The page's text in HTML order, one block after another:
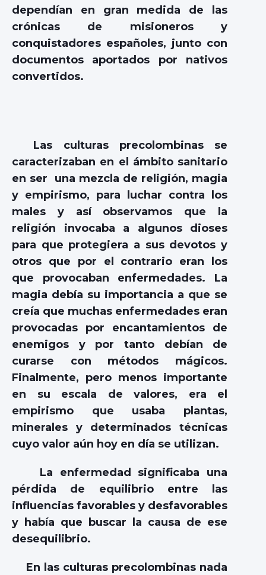
dependían en gran medida de las
crónicas de misioneros y
conquistadores españoles, junto con
documentos aportados por nativos
convertidos.
Las culturas precolombinas se
caracterizaban en el ámbito sanitario
en ser una mezcla de religión, magia
y empirismo, para luchar contra los
males y así observamos que la
religión invocaba a algunos dioses
para que protegiera a sus devotos y
otros que por el contrario eran los
que provocaban enfermedades. La
magia debía su importancia a que se
creía que muchas enfermedades eran
provocadas por encantamientos de
enemigos y por tanto debían de
curarse con métodos mágicos.
Finalmente, pero menos importante
en su escala de valores, era el
empirismo que usaba plantas,
minerales y determinados técnicas
cuyo valor aún hoy en día se utilizan.
La enfermedad significaba una
pérdida de equilibrio entre las
influencias favorables y desfavorables
y había que buscar la causa de ese
desequilibrio.
En las culturas precolombinas nada